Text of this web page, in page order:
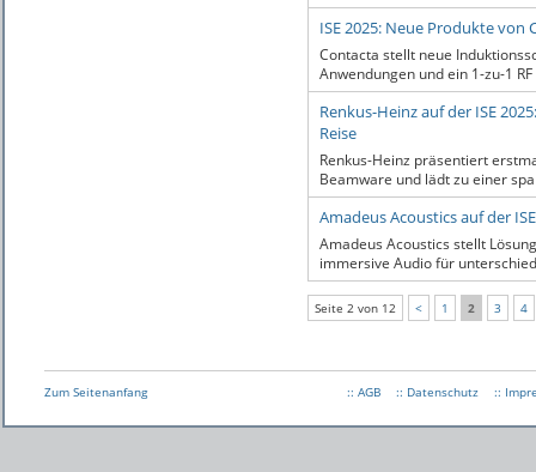
ISE 2025: Neue Produkte von
Contacta stellt neue
Anwendungen und ein 1-zu-1
Renkus-Heinz auf der ISE
Reise
Renkus-Heinz präsentiert
Beamware und lädt zu einer
Amadeus Acoustics auf der
Amadeus Acoustics stellt
immersive Audio für
Seite 2 von 12 < 1 2 3 4
Zum Seitenanfang :: AGB :: Datenschutz ::